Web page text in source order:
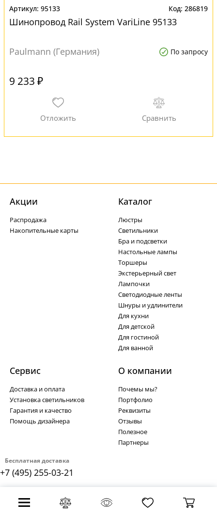
95133 286819
Шинопровод Rail System VariLine 95133
Paulmann (Германия) По запросу
9 233 ₽
Бесплатная доставка
+7 (495) 255-03-21
Акции
Распродажа
Накопительные карты
Каталог
Люстры
Светильники
Бра и подсветки
Настольные лампы
Торшеры
Экстерьерный свет
Лампочки
Светодиодные ленты
Шнуры и удлинители
Для кухни
Для детской
Для гостиной
Для ванной
Сервис
Доставка и оплата
Установка светильников
Гарантия и качество
Помощь дизайнера
О компании
Почемы мы?
Портфолио
Реквизиты
Отзывы
Полезное
Партнеры
Политика безопасности платежей